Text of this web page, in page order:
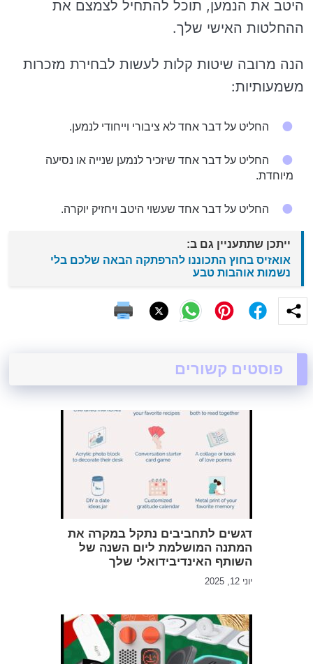
היטב את הנמען, תוכל להתחיל לצמצם את
ההחלטות האישי שלך.
הנה מרובה שיטות קלות לעשות לבחירת מזכרות
משמעותיות:
החליט על דבר אחד לא ציבורי וייחודי לנמען.
החליט על דבר אחד שיזכיר לנמען שנייה או נסיעה
מיוחדת.
החליט על דבר אחד שעשוי היטב ויחזיק יוקרה.
ייתכן שתתעניין גם ב:
אואזיס בחוץ התכוננו להרפתקה הבאה שלכם בלי
נשמות אוהבות טבע
פוסטים קשורים
דגשים לתחביבים נתקל במקרה את
המתנה המושלמת ליום השנה של
השותף האינדיבידואלי שלך
יוני 12, 2025